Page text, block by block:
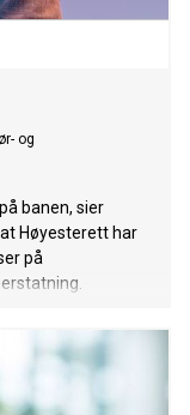
og
banen, sier
Høyesterett har
på